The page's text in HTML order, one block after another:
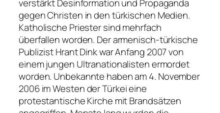
verstärkt Desinformation und Propaganda
gegen Christen in den türkischen Medien.
Katholische Priester sind mehrfach
überfallen worden. Der armenisch-türkische
Publizist Hrant Dink war Anfang 2007 von
einem jungen Ultranationalisten ermordet
worden. Unbekannte haben am 4. November
2006 im Westen der Türkei eine
protestantische Kirche mit Brandsätzen